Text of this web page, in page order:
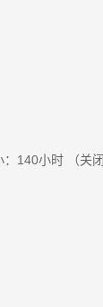
140小时 （关闭